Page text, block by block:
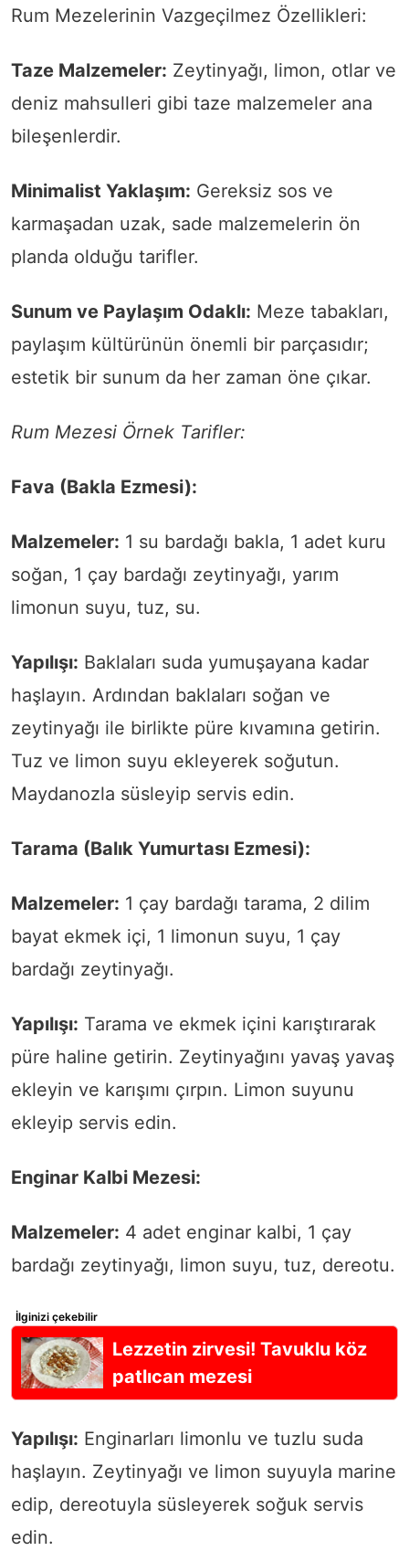
Rum Mezelerinin Vazgeçilmez Özellikleri:
Taze Malzemeler: Zeytinyağı, limon, otlar ve
deniz mahsulleri gibi taze malzemeler ana
bileşenlerdir.
Minimalist Yaklaşım: Gereksiz sos ve
karmaşadan uzak, sade malzemelerin ön
planda olduğu tarifler.
Sunum ve Paylaşım Odaklı: Meze tabakları,
paylaşım kültürünün önemli bir parçasıdır;
estetik bir sunum da her zaman öne çıkar.
Rum Mezesi Örnek Tarifler:
Fava (Bakla Ezmesi):
Malzemeler: 1 su bardağı bakla, 1 adet kuru
soğan, 1 çay bardağı zeytinyağı, yarım
limonun suyu, tuz, su.
Yapılışı: Baklaları suda yumuşayana kadar
haşlayın. Ardından baklaları soğan ve
zeytinyağı ile birlikte püre kıvamına getirin.
Tuz ve limon suyu ekleyerek soğutun.
Maydanozla süsleyip servis edin.
Tarama (Balık Yumurtası Ezmesi):
Malzemeler: 1 çay bardağı tarama, 2 dilim
bayat ekmek içi, 1 limonun suyu, 1 çay
bardağı zeytinyağı.
Yapılışı: Tarama ve ekmek içini karıştırarak
püre haline getirin. Zeytinyağını yavaş yavaş
ekleyin ve karışımı çırpın. Limon suyunu
ekleyip servis edin.
Enginar Kalbi Mezesi:
Malzemeler: 4 adet enginar kalbi, 1 çay
bardağı zeytinyağı, limon suyu, tuz, dereotu.
İlginizi çekebilir
Lezzetin zirvesi! Tavuklu köz
patlıcan mezesi
Yapılışı: Enginarları limonlu ve tuzlu suda
haşlayın. Zeytinyağı ve limon suyuyla marine
edip, dereotuyla süsleyerek soğuk servis
edin.